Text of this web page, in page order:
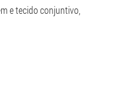
e tecido conjuntivo,